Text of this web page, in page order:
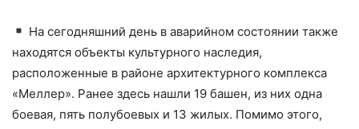
На сегодняшний день в аварийном состоянии также
находятся объекты культурного наследия,
расположенные в районе архитектурного комплекса
«Меллер». Ранее здесь нашли 19 башен, из них одна
боевая, пять полубоевых и 13 жилых. Помимо этого,